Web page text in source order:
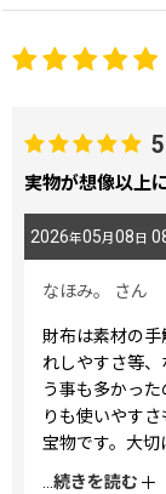
5
実物が想像以上
2026年05月 08 日
なほみ。 さん
財布は素材の
れしやすさ等
う事も多かっ
りも使いやすさ
宝物です。大切
にありがとうご
...続きを読む